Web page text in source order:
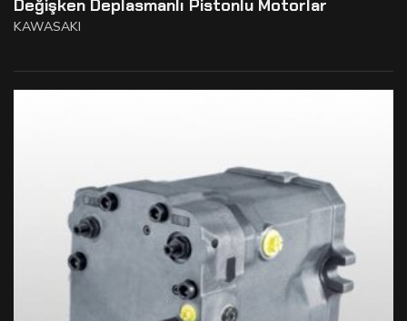
Değişken Deplasmanlı Pistonlu Motorlar
KAWASAKI